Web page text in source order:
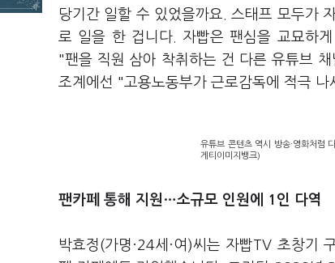
당기간 일할 수 있었을까요. 스태프 모두가
로 일을 한 겁니다. 자빱은 팬심을 교묘하
"팬을 직원 삼아 착취하는 건 다른 유튜브
조계에선 "고용노동부가 근로감독에 적극 나
유튜브 콘텐츠 역시 방송·영화처럼
게티이미지뱅크)
팬카페 통해 지원…소규모 인원에 1인 다역
박효정(가명·24세·여)씨는 자빱TV 초창기